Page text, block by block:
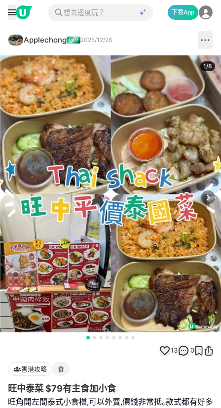
下載App
Applechong 2025/12/26
1/8
13 0
香港攻略 食
旺中泰菜 $79有主食加小食
旺角開左間泰式小食檔,可以外賣,價錢非常抵｡款式都有好多